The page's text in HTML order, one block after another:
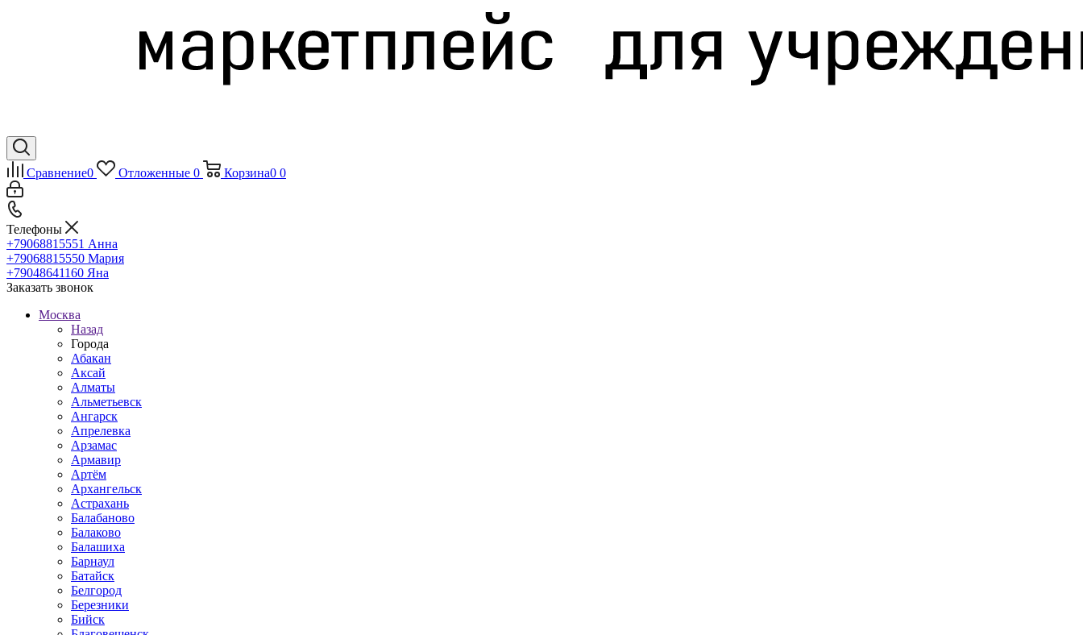
Сравнение0 Отложенные 0 Корзина0 0
Телефоны
+79068815551 Анна
+79068815550 Мария
+79048641160 Яна
Заказать звонок
Москва
Назад
Города
Абакан
Аксай
Алматы
Альметьевск
Ангарск
Апрелевка
Арзамас
Армавир
Артём
Архангельск
Астрахань
Балабаново
Балаково
Балашиха
Барнаул
Батайск
Белгород
Березники
Бийск